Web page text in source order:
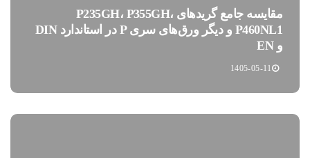
مقایسه جامع گریدهای P235GH، P355GH،
P460NL1 و دیگر ورق‌های سری P در استاندارد DIN
و EN
1405-05-11